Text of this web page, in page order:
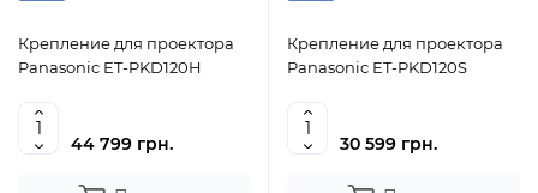
Крепление для проектора
Panasonic ET-PKD120H
44 799 грн.
Крепление для проектора
Panasonic ET-PKD120S
30 599 грн.